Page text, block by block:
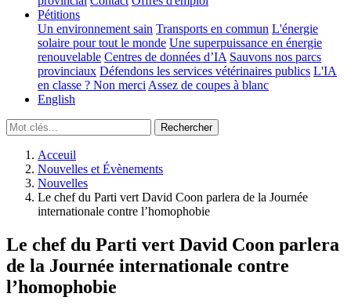
Pétitions
Un environnement sain Transports en commun L'énergie
solaire pour tout le monde Une superpuissance en énergie
renouvelable Centres de données d’IA Sauvons nos parcs
provinciaux Défendons les services vétérinaires publics L'IA
en classe ? Non merci Assez de coupes à blanc
English
Acceuil
Nouvelles et Évènements
Nouvelles
Le chef du Parti vert David Coon parlera de la Journée
internationale contre l’homophobie
Le chef du Parti vert David Coon parlera
de la Journée internationale contre
l’homophobie